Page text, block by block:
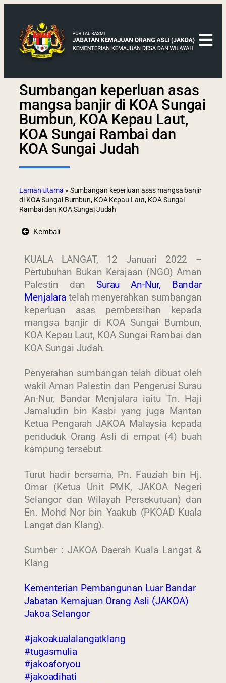
Sumbangan keperluan asas
mangsa banjir di KOA Sungai
Bumbun, KOA Kepau Laut,
KOA Sungai Rambai dan
KOA Sungai Judah
Laman Utama » Sumbangan keperluan asas mangsa banjir
di KOA Sungai Bumbun, KOA Kepau Laut, KOA Sungai
Rambai dan KOA Sungai Judah
Kembali
KUALA LANGAT, 12 Januari 2022 –
Pertubuhan Bukan Kerajaan (NGO) Aman
Palestin dan Surau An-Nur, Bandar
Menjalara telah menyerahkan sumbangan
keperluan asas pembersihan kepada
mangsa banjir di KOA Sungai Bumbun,
KOA Kepau Laut, KOA Sungai Rambai dan
KOA Sungai Judah.
Penyerahan sumbangan telah dibuat oleh
wakil Aman Palestin dan Pengerusi Surau
An-Nur, Bandar Menjalara iaitu Tn. Haji
Jamaludin bin Kasbi yang juga Mantan
Ketua Pengarah JAKOA Malaysia kepada
penduduk Orang Asli di empat (4) buah
kampung tersebut.
Turut hadir bersama, Pn. Fauziah bin Hj.
Omar (Ketua Unit PMK, JAKOA Negeri
Selangor dan Wilayah Persekutuan) dan
En. Mohd Nor bin Yaakub (PKOAD Kuala
Langat dan Klang).
Sumber : JAKOA Daerah Kuala Langat &
Klang
Kementerian Pembangunan Luar Bandar
Jabatan Kemajuan Orang Asli (JAKOA)
Jakoa Selangor
#jakoakualalangatklang
#tugasmulia
#jakoaforyou
#jakoadihati